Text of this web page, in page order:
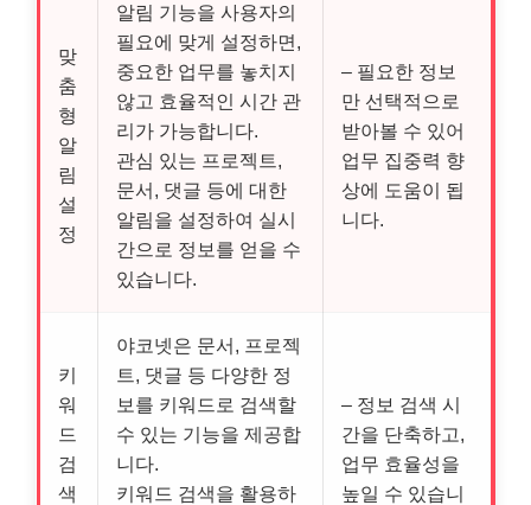
맞
춤
형
알
림
설
정
알림 기능을 사용자의
필요에 맞게 설정하면,
중요한 업무를 놓치지
않고 효율적인 시간 관
리가 가능합니다.
관심 있는 프로젝트,
문서, 댓글 등에 대한
알림을 설정하여 실시
간으로 정보를 얻을 수
있습니다.
– 필요한 정보
만 선택적으로
받아볼 수 있어
업무 집중력 향
상에 도움이 됩
니다.
키
워
드
검
색
야코넷은 문서, 프로젝
트, 댓글 등 다양한 정
보를 키워드로 검색할
수 있는 기능을 제공합
니다.
키워드 검색을 활용하
– 정보 검색 시
간을 단축하고,
업무 효율성을
높일 수 있습니